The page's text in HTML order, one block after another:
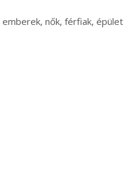
nők, férfiak,